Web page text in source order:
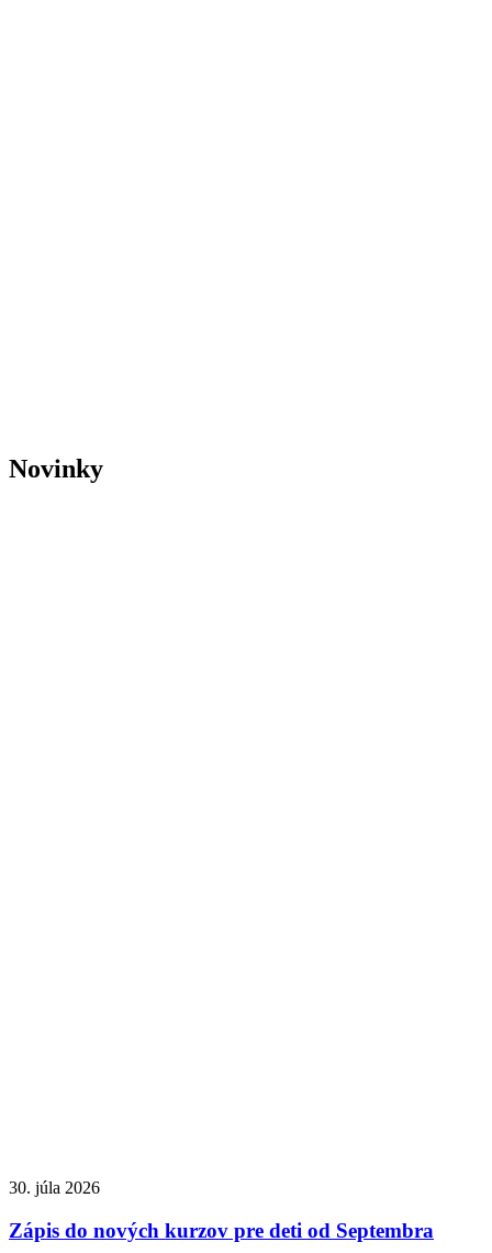
Novinky
30. júla 2026
Zápis do nových kurzov pre deti od Septembra